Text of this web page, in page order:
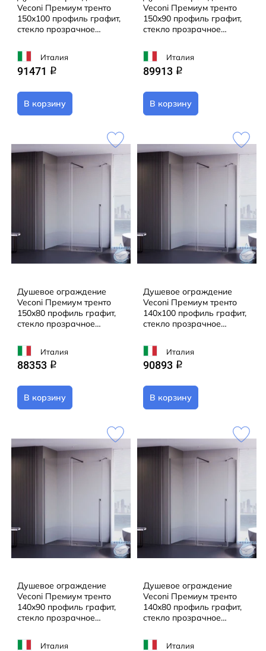
Veconi Премиум тренто
150x100 профиль графит,
стекло прозрачное
C4 (без поддона)
Италия
91471 q
В корзину
Veconi Премиум тренто
150x90 профиль графит,
стекло прозрачное
C4 (без поддона)
Италия
89913 q
В корзину
Душевое ограждение
Veconi Премиум тренто
150x80 профиль графит,
стекло прозрачное
C4 (без поддона)
Италия
88353 q
В корзину
Душевое ограждение
Veconi Премиум тренто
140x100 профиль графит,
стекло прозрачное
C4 (без поддона)
Италия
90893 q
В корзину
Душевое ограждение
Veconi Премиум тренто
140x90 профиль графит,
стекло прозрачное
C4 (без поддона)
Италия
Душевое ограждение
Veconi Премиум тренто
140x80 профиль графит,
стекло прозрачное
C4 (без поддона)
Италия